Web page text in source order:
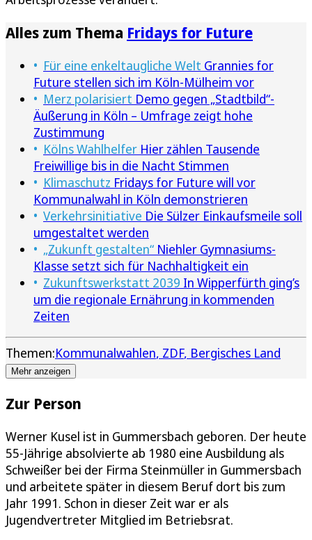
Alles zum Thema Fridays for Future
Für eine enkeltaugliche Welt Grannies for
Future stellen sich im Köln-Mülheim vor
Merz polarisiert Demo gegen „Stadtbild“-
Äußerung in Köln – Umfrage zeigt hohe
Zustimmung
Kölns Wahlhelfer Hier zählen Tausende
Freiwillige bis in die Nacht Stimmen
Klimaschutz Fridays for Future will vor
Kommunalwahl in Köln demonstrieren
Verkehrsinitiative Die Sülzer Einkaufsmeile soll
umgestaltet werden
„Zukunft gestalten“ Niehler Gymnasiums-
Klasse setzt sich für Nachhaltigkeit ein
Zukunftswerkstatt 2039 In Wipperfürth ging’s
um die regionale Ernährung in kommenden
Zeiten
Themen:Kommunalwahlen ZDF Bergisches Land
Mehr anzeigen
Zur Person
Werner Kusel ist in Gummersbach geboren. Der heute
55-Jährige absolvierte ab 1980 eine Ausbildung als
Schweißer bei der Firma Steinmüller in Gummersbach
und arbeitete später in diesem Beruf dort bis zum
Jahr 1991. Schon in dieser Zeit war er als
Jugendvertreter Mitglied im Betriebsrat.